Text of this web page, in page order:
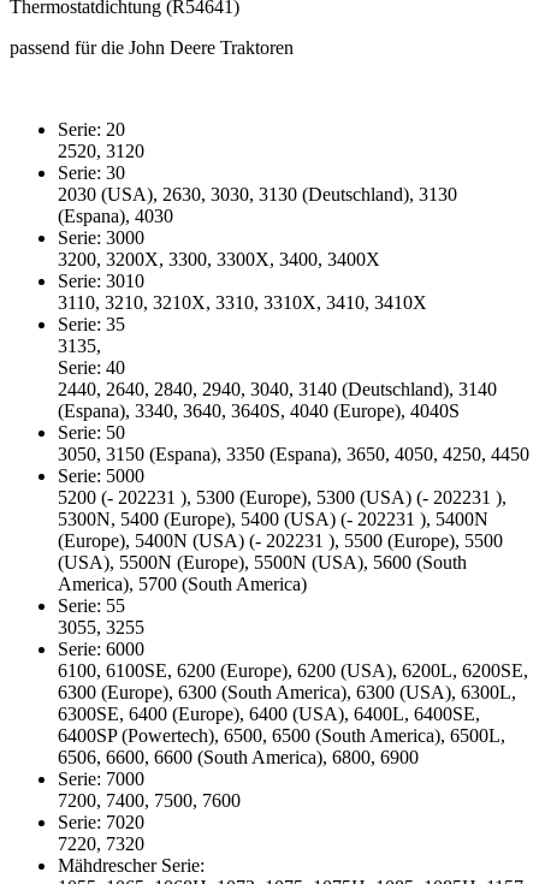
Thermostatdichtung (R54641)
passend für die John Deere Traktoren
Serie: 20
2520, 3120
Serie: 30
2030 (USA), 2630, 3030, 3130 (Deutschland), 3130
(Espana), 4030
Serie: 3000
3200, 3200X, 3300, 3300X, 3400, 3400X
Serie: 3010
3110, 3210, 3210X, 3310, 3310X, 3410, 3410X
Serie: 35
3135,
Serie: 40
2440, 2640, 2840, 2940, 3040, 3140 (Deutschland), 3140
(Espana), 3340, 3640, 3640S, 4040 (Europe), 4040S
Serie: 50
3050, 3150 (Espana), 3350 (Espana), 3650, 4050, 4250, 4450
Serie: 5000
5200 (- 202231 ), 5300 (Europe), 5300 (USA) (- 202231 ),
5300N, 5400 (Europe), 5400 (USA) (- 202231 ), 5400N
(Europe), 5400N (USA) (- 202231 ), 5500 (Europe), 5500
(USA), 5500N (Europe), 5500N (USA), 5600 (South
America), 5700 (South America)
Serie: 55
3055, 3255
Serie: 6000
6100, 6100SE, 6200 (Europe), 6200 (USA), 6200L, 6200SE,
6300 (Europe), 6300 (South America), 6300 (USA), 6300L,
6300SE, 6400 (Europe), 6400 (USA), 6400L, 6400SE,
6400SP (Powertech), 6500, 6500 (South America), 6500L,
6506, 6600, 6600 (South America), 6800, 6900
Serie: 7000
7200, 7400, 7500, 7600
Serie: 7020
7220, 7320
Mähdrescher Serie: